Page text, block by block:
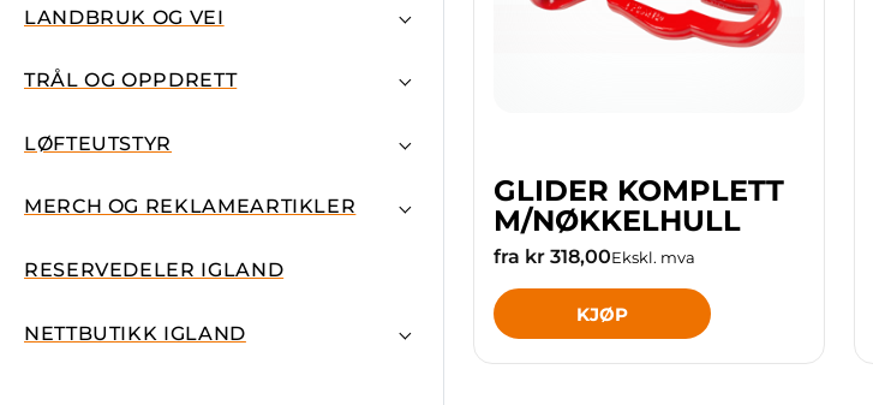
LANDBRUK OG VEI
TRÅL OG OPPDRETT
LØFTEUTSTYR
MERCH OG REKLAMEARTIKLER
RESERVEDELER IGLAND
NETTBUTIKK IGLAND
GLIDER KOMPLETT
M/NØKKELHULL
fra kr 318,00Ekskl. mva
KJØP